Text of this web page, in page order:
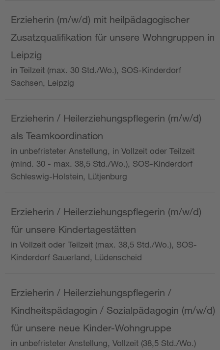
Erzieherin (m/w/d) mit heilpädagogischer
Zusatzqualifikation für unsere Wohngruppen in
Leipzig
in Teilzeit (max. 30 Std./Wo.), SOS-Kinderdorf
Sachsen, Leipzig
Erzieherin / Heilerziehungspflegerin (m/w/d)
als Teamkoordination
in unbefristeter Anstellung, in Vollzeit oder Teilzeit
(mind. 30 - max. 38,5 Std./Wo.), SOS-Kinderdorf
Schleswig-Holstein, Lütjenburg
Erzieherin / Heilerziehungspflegerin (m/w/d)
für unsere Kindertagestätten
in Vollzeit oder Teilzeit (max. 38,5 Std./Wo.), SOS-
Kinderdorf Sauerland, Lüdenscheid
Erzieherin / Heilerziehungspflegerin /
Kindheitspädagogin / Sozialpädagogin (m/w/d)
für unsere neue Kinder-Wohngruppe
in unbefristeter Anstellung, Vollzeit (38,5 Std./Wo.)